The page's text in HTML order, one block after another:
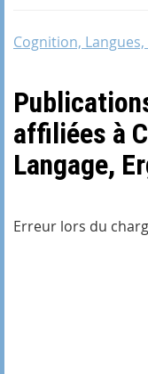
Cognition, Langues,
affiliées à
Langage,
Erreur lors du